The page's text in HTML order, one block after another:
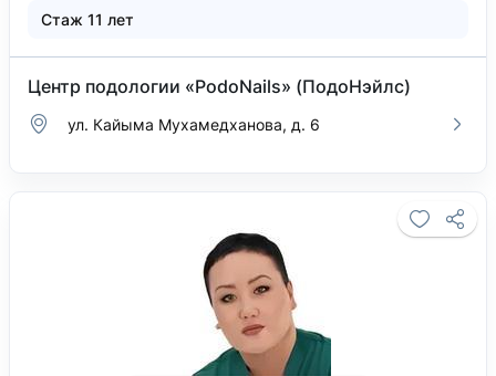
Стаж 11 лет
Центр подологии «PodoNails» (ПодоНэйлс)
ул. Кайыма Мухамедханова, д. 6